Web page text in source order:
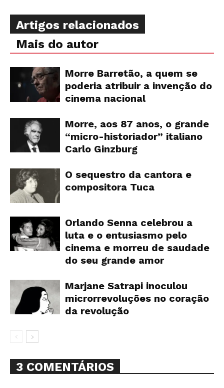
Artigos relacionados
Mais do autor
Morre Barretão, a quem se
poderia atribuir a invenção do
cinema nacional
Morre, aos 87 anos, o grande
“micro-historiador” italiano
Carlo Ginzburg
O sequestro da cantora e
compositora Tuca
Orlando Senna celebrou a
luta e o entusiasmo pelo
cinema e morreu de saudade
do seu grande amor
Marjane Satrapi inoculou
microrrevoluções no coração
da revolução
3 COMENTÁRIOS